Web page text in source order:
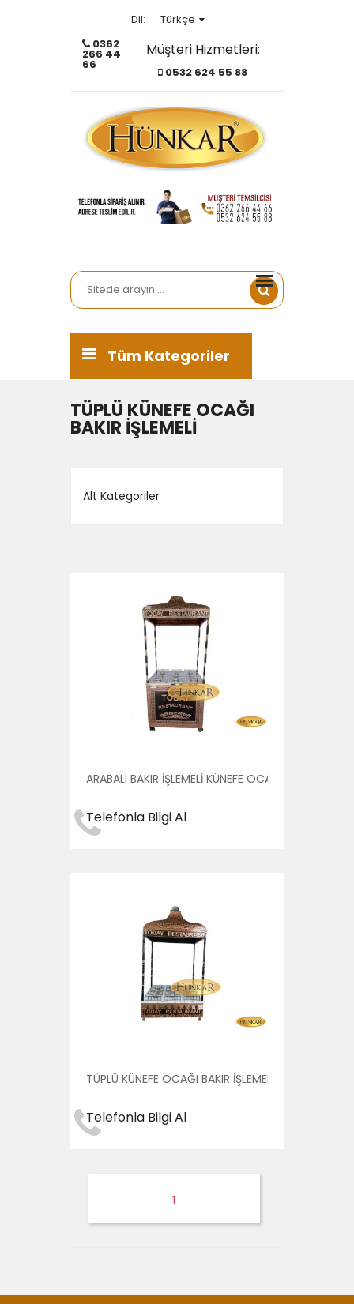
Dil: Türkçe
Türkçe
English
0362
266 44
66
Müşteri Hizmetleri:
0532 624 55 88
Tüm Kategoriler
TÜPLÜ KÜNEFE OCAĞI
BAKIR İŞLEMELİ
Alt Kategoriler
ARABALI BAKIR İŞLEMELİ KÜNEFE OCAĞI
Telefonla Bilgi Al
TÜPLÜ KÜNEFE OCAĞI BAKIR İŞLEMELİ 9 YANICILI
Telefonla Bilgi Al
1